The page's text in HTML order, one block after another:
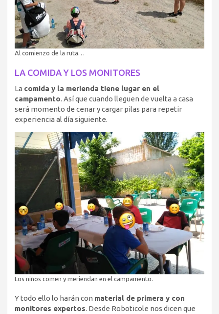
Al comienzo de la ruta…
LA COMIDA Y LOS MONITORES
La comida y la merienda tiene lugar en el
campamento. Así que cuando lleguen de vuelta a casa
será momento de cenar y cargar pilas para repetir
experiencia al día siguiente.
Los niños comen y meriendan en el campamento.
Y todo ello lo harán con material de primera y con
monitores expertos. Desde Roboticole nos dicen que